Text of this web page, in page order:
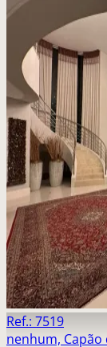
Ref.: 7519
nenhum, Capão